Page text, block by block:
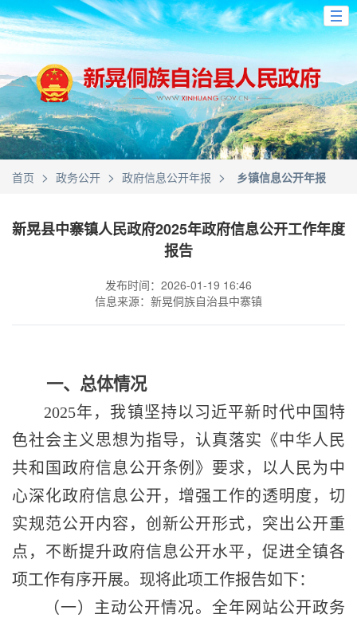
首页 > 政务公开 > 政府信息公开年报 > 乡镇信息公开年报
新晃县中寨镇人民政府2025年政府信息公开工作年度
报告
发布时间：2026-01-19 16:46
信息来源：新晃侗族自治县中寨镇
一、总体情况
2025年， 我镇坚持以习近平新时代中国特
色社会主义思想为指导，认真落实《中华人民
共和国政府信息公开条例》要求，以人民为中
心深化政府信息公开，增强工作的透明度，切
实规范公开内容，创新公开形式，突出公开重
点，不断提升政府信息公开水平，促进全镇各
项工作有序开展。现将此项工作报告如下：
（一）主动公开情况。全年网站公开政务